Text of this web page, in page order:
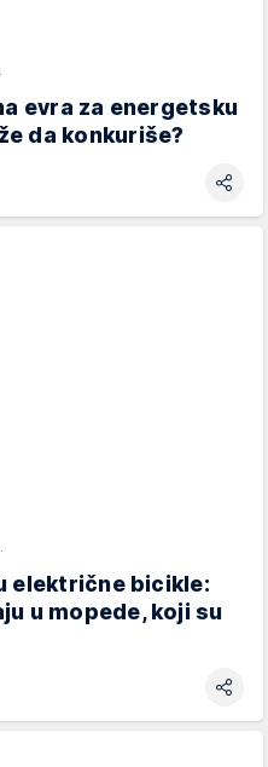
evra za energetsku
da konkuriše?
električne bicikle:
u mopede, koji su